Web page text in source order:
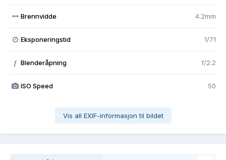
Brennvidde 4.2mm
Eksponeringstid 1/71
f Blenderåpning f/2.2
ISO Speed 50
Vis all EXIF-informasjon til bildet